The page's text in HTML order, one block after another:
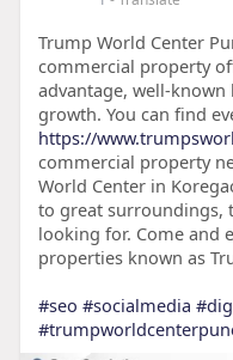
Trump World Center
commercial property
advantage, well-
growth. You can find
https://
commercial property
World Center in
to great surroundings,
looking for. Come and
properties known as
#seo #socialmedia